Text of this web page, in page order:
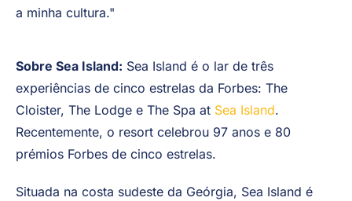
a minha cultura."
Sobre Sea Island: Sea Island é o lar de três
experiências de cinco estrelas da Forbes: The
Cloister, The Lodge e The Spa at Sea Island.
Recentemente, o resort celebrou 97 anos e 80
prémios Forbes de cinco estrelas.
Situada na costa sudeste da Geórgia, Sea Island é